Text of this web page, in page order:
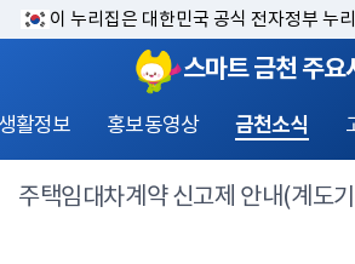
이 누리집은 대한민국 공식 전자정부 누
스마트 금천 주요
활정보 홍보동영상 금천소식
주택임대차계약 신고제 안내(계도